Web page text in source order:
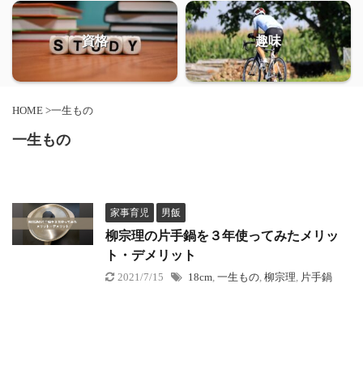
資格 趣味
HOME >一生もの
一生もの
家事育児 男飯
柳宗理の片手鍋を３年使ってみたメリッ
ト・デメリット
2021/7/15 18cm, 一生もの, 柳宗理, 片手鍋